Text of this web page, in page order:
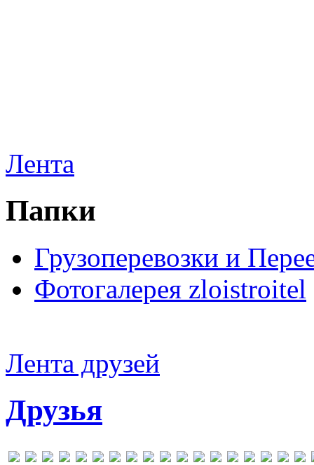
Лента
Папки
Грузоперевозки и
Фотогалерея zloistroitel
Лента друзей
Друзья